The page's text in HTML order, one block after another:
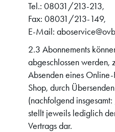
Tel.: 08031/213-213,
Fax: 08031/213-149,
E-Mail:
2.3 Abonnements
abgeschlossen werden,
Absenden eines
Shop, durch
(nachfolgend
stellt jeweils lediglich
Vertrags dar.